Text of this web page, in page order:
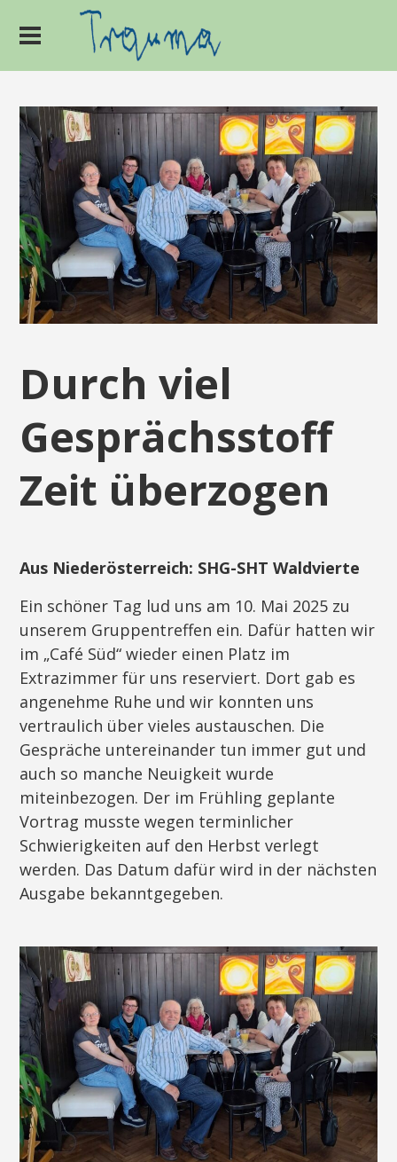
Durch viel
Gesprächsstoff
Zeit überzogen
Aus Niederösterreich: SHG-SHT Waldvierte
Ein schöner Tag lud uns am 10. Mai 2025 zu
unserem Gruppentreffen ein. Dafür hatten wir
im „Café Süd“ wieder einen Platz im
Extrazimmer für uns reserviert. Dort gab es
angenehme Ruhe und wir konnten uns
vertraulich über vieles austauschen. Die
Gespräche untereinander tun immer gut und
auch so manche Neuigkeit wurde
miteinbezogen. Der im Frühling geplante
Vortrag musste wegen terminlicher
Schwierigkeiten auf den Herbst verlegt
werden. Das Datum dafür wird in der nächsten
Ausgabe bekanntgegeben.